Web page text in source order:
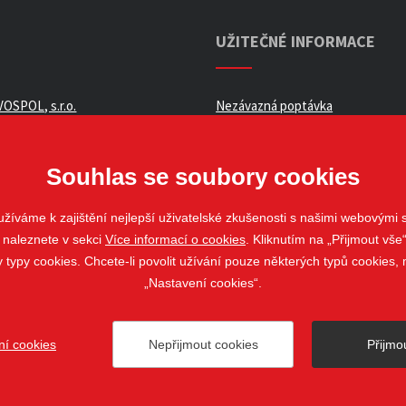
s.r.o.
UŽITEČNÉ INFORMACE
Nezávazná poptávka
Pole web@stavospol.cz
Nastavení cookies
Souhlas se soubory cookies
k zajištění nejlepší uživatelské zkušenosti s našimi webovými
v sekci Více informací o cookies . Kliknutím na „Přijmout
typy cookies. Chcete-li povolit užívání pouze některých typů cookies,
„Nastavení cookies“.
Nepřijmout cookies
cookies